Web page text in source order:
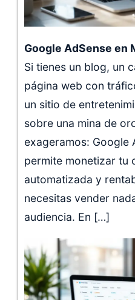
Google AdSense en
Si tienes un blog, un
página web con
un sitio de
sobre una mina de
exageramos: Google
permite monetizar tu
automatizada y
necesitas vender
audiencia. En […]